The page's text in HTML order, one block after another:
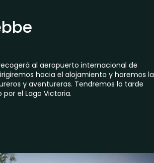
al aeropuerto internacional de
hacia el alojamiento y haremos la
y aventureras. Tendremos la tarde
el Lago Victoria.